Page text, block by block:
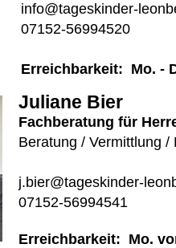
info@tageskinder-
07152-56994520
Erreichbarkeit: Mo. -
Juliane Bier
Fachberatung für
Beratung / Vermittlung /
j.bier@tageskinder-
07152-56994541
Erreichbarkeit: Mo.